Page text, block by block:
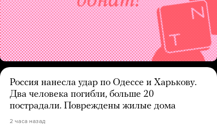
Россия нанесла удар по Одессе и Харькову.
Два человека погибли, больше 20
пострадали. Повреждены жилые дома
2 часа назад